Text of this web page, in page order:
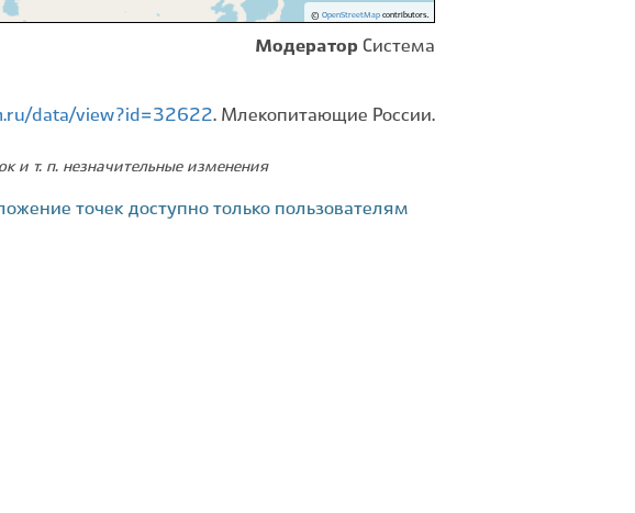
© OpenStreetMapcontributors.
Модератор Система
data/view?id=32622. Млекопитающие России.
и т. п. незначительные изменения
точек доступно только пользователям